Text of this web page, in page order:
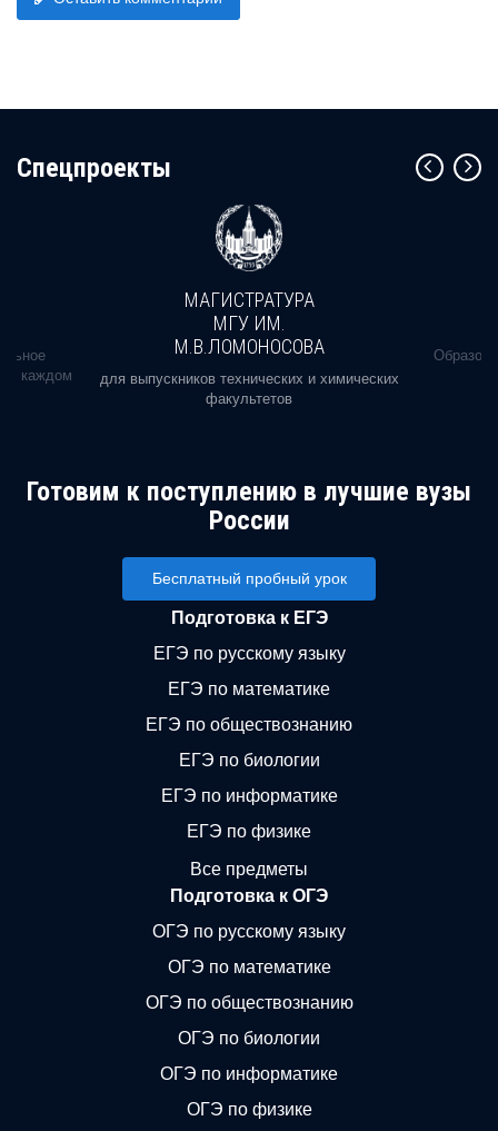
Cпецпроекты
в каждом
МАГИСТРАТУРА
МГУ ИМ.
М.В.ЛОМОНОСОВА
для выпускников технических и химических
факультетов
Готовим к поступлению в лучшие вузы
России
Бесплатный пробный урок
Подготовка к ЕГЭ
ЕГЭ по русскому языку
ЕГЭ по математике
ЕГЭ по обществознанию
ЕГЭ по биологии
ЕГЭ по информатике
ЕГЭ по физике
Все предметы
Подготовка к ОГЭ
ОГЭ по русскому языку
ОГЭ по математике
ОГЭ по обществознанию
ОГЭ по биологии
ОГЭ по информатике
ОГЭ по физике